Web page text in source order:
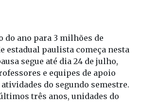
do ano para 3 milhões de
estadual paulista começa nesta
segue até dia 24 de julho,
e equipes de apoio
do segundo semestre.
três anos, unidades do